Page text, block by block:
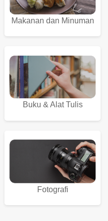
Makanan dan Minuman
Buku & Alat Tulis
Fotografi